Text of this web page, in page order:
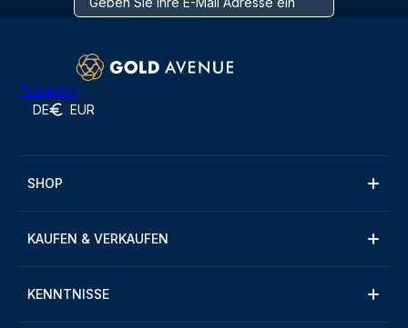
Trustpilot
DE EUR
SHOP
KAUFEN & VERKAUFEN
KENNTNISSE